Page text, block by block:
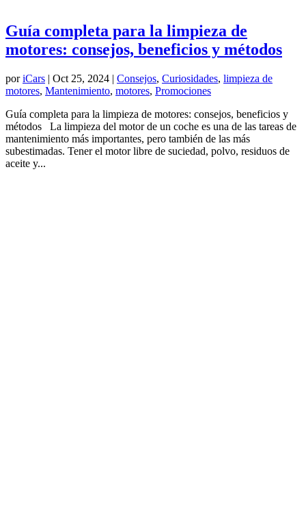
Guía completa para la limpieza de
motores: consejos, beneficios y métodos
poriCars | Oct 25, 2024 | Consejos, Curiosidades, limpieza de
motores, Mantenimiento, motores, Promociones
Guía completa para la limpieza de motores: consejos, beneficios y
métodos La limpieza del motor de un coche es una de las tareas de
mantenimiento más importantes, pero también de las más
subestimadas. Tener el motor libre de suciedad, polvo, residuos de
aceite y...